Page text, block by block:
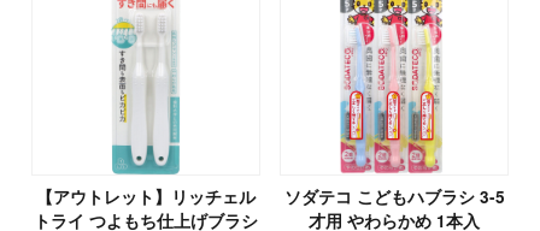
【アウトレット】リッチェル
トライ つよもち仕上げブラシ
ソダテコ こどもハブラシ 3-5
才用 やわらかめ 1本入